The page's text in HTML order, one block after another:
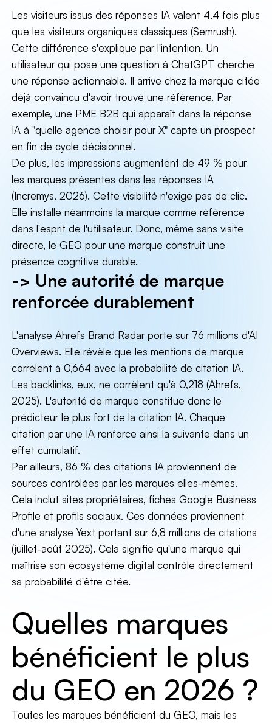
Les visiteurs issus des réponses IA valent 4,4 fois plus
que les visiteurs organiques classiques (Semrush).
Cette différence s'explique par l'intention. Un
utilisateur qui pose une question à ChatGPT cherche
une réponse actionnable. Il arrive chez la marque citée
déjà convaincu d'avoir trouvé une référence. Par
exemple, une PME B2B qui apparaît dans la réponse
IA à "quelle agence choisir pour X" capte un prospect
en fin de cycle décisionnel.
De plus, les impressions augmentent de 49 % pour
les marques présentes dans les réponses IA
(Incremys, 2026). Cette visibilité n'exige pas de clic.
Elle installe néanmoins la marque comme référence
dans l'esprit de l'utilisateur. Donc, même sans visite
directe, le GEO pour une marque construit une
présence cognitive durable.
-> Une autorité de marque
renforcée durablement
L'analyse Ahrefs Brand Radar porte sur 76 millions d'AI
Overviews. Elle révèle que les mentions de marque
corrèlent à 0,664 avec la probabilité de citation IA.
Les backlinks, eux, ne corrèlent qu'à 0,218 (Ahrefs,
2025). L'autorité de marque constitue donc le
prédicteur le plus fort de la citation IA. Chaque
citation par une IA renforce ainsi la suivante dans un
effet cumulatif.
Par ailleurs, 86 % des citations IA proviennent de
sources contrôlées par les marques elles-mêmes.
Cela inclut sites propriétaires, fiches Google Business
Profile et profils sociaux. Ces données proviennent
d'une analyse Yext portant sur 6,8 millions de citations
(juillet-août 2025). Cela signifie qu'une marque qui
maîtrise son écosystème digital contrôle directement
sa probabilité d'être citée.
Quelles marques
bénéficient le plus
du GEO en 2026 ?
Toutes les marques bénéficient du GEO, mais les